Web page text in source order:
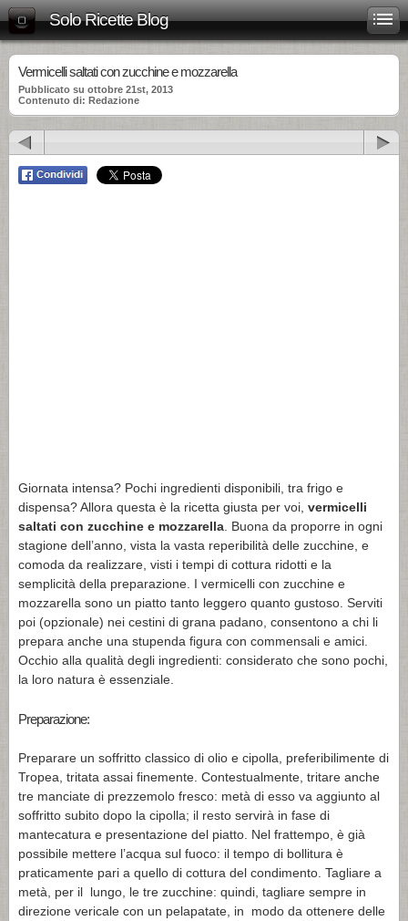
Solo Ricette Blog
Vermicelli saltati con zucchine e mozzarella
Pubblicato su ottobre 21st, 2013
Contenuto di: Redazione
Giornata intensa? Pochi ingredienti disponibili, tra frigo e
dispensa? Allora questa è la ricetta giusta per voi, vermicelli
saltati con zucchine e mozzarella . Buona da proporre in ogni
stagione dell’anno, vista la vasta reperibilità delle zucchine, e
comoda da realizzare, visti i tempi di cottura ridotti e la
semplicità della preparazione. I vermicelli con zucchine e
mozzarella sono un piatto tanto leggero quanto gustoso. Serviti
poi (opzionale) nei cestini di grana padano, consentono a chi li
prepara anche una stupenda figura con commensali e amici.
Occhio alla qualità degli ingredienti: considerato che sono pochi,
la loro natura è essenziale.
Preparazione:
Preparare un soffritto classico di olio e cipolla, preferibilimente di
Tropea, tritata assai finemente. Contestualmente, tritare anche
tre manciate di prezzemolo fresco: metà di esso va aggiunto al
soffritto subito dopo la cipolla; il resto servirà in fase di
mantecatura e presentazione del piatto. Nel frattempo, è già
possibile mettere l’acqua sul fuoco: il tempo di bollitura è
praticamente pari a quello di cottura del condimento. Tagliare a
metà, per il lungo, le tre zucchine: quindi, tagliare sempre in
direzione vericale con un pelapatate, in modo da ottenere delle